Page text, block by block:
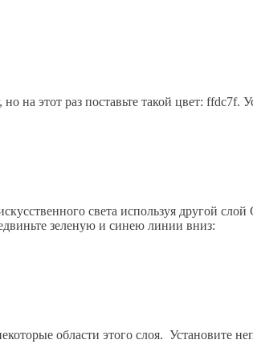
на этот раз поставьте такой цвет:
света используя другой
зеленую и синею линии вниз:
области этого слоя. Установите